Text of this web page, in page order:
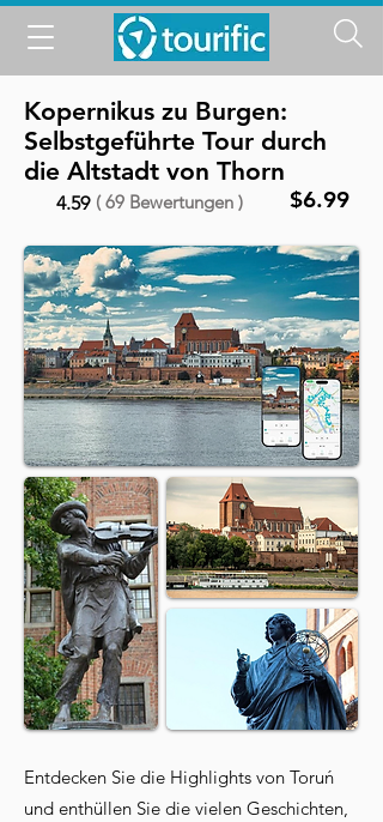
Kopernikus zu Burgen:
Selbstgeführte Tour durch
die Altstadt von Thorn
4.59 ( 69 Bewertungen ) $6.99
Entdecken Sie die Highlights von Toruń
und enthüllen Sie die vielen Geschichten,